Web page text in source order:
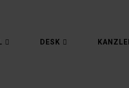
DESK KANZLEI